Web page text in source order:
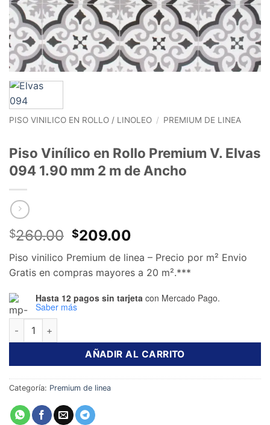
PISO VINILICO EN ROLLO / LINOLEO / PREMIUM DE LINEA
Piso Vinílico en Rollo Premium V. Elvas
094 1.90 mm 2 m de Ancho
$260.00 El
precio
original
era:
$260.00.
$209.00
precio
actual
es:
$209.00.
Piso vinilico Premium de linea – Precio por m² Envio
Gratis en compras mayores a 20 m².***
Hasta 12 pagos sin tarjeta con Mercado Pago.
Saber más
Piso Vinílico en Rollo Premium V. Elvas 094 1.90 mm 2 m de
AÑADIR AL CARRITO
Categoría: Premium de linea